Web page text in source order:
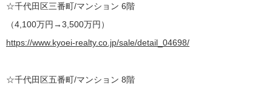
☆千代田区三番町/マンション 6階
（4,100万円→3,500万円）
https://www.kyoei-realty.co.jp/sale/detail_04698/
☆千代田区五番町/マンション 8階